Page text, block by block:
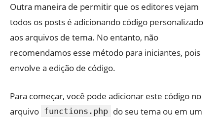
Outra maneira de permitir que os editores vejam
todos os posts é adicionando código personalizado
aos arquivos de tema. No entanto, não
recomendamos esse método para iniciantes, pois
envolve a edição de código.
Para começar, você pode adicionar este código no
arquivo functions.php do seu tema ou em um